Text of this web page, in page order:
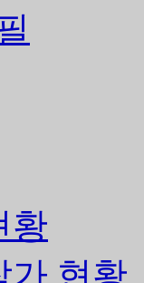
황
가 현황